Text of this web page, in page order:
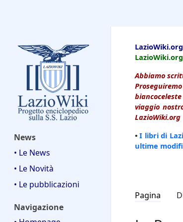
News
• Le News
• Le Novità
• Le pubblicazioni
Navigazione
LazioWiki.org
Abbiamo
viaggio
LazioWiki.org
•I libri di
ultime
Pagina